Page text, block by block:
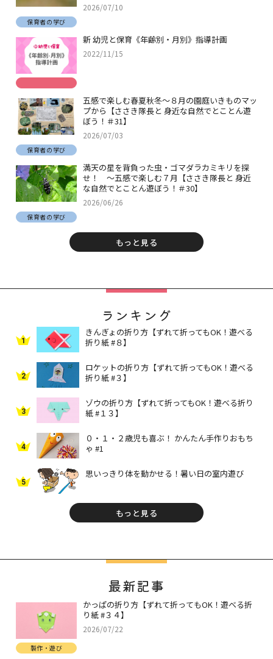
2026/07/10
保育者の学び
新 幼児と保育《年齢別・月別》指導計画
2022/11/15
五感で楽しむ春夏秋冬～８月の園庭いきものマッ
プから【ささき隊長と 身近な自然でとことん遊
ぼう！＃31】
2026/07/03
保育者の学び
満天の星を背負った虫・ゴマダラカミキリを探
せ！ ～五感で楽しむ７月【ささき隊長と 身近
な自然でとことん遊ぼう！＃30】
2026/06/26
保育者の学び
もっと見る
ランキング
1
きんぎょの折り方【ずれて折ってもOK！遊べる
折り紙 #８】
2
ロケットの折り方【ずれて折ってもOK！遊べる
折り紙 #３】
3
ゾウの折り方【ずれて折ってもOK！遊べる折り
紙 #１３】
4
０・１・２歳児も喜ぶ！ かんたん手作りおもち
ゃ #1
5
思いっきり体を動かせる！暑い日の室内遊び
もっと見る
最新記事
かっぱの折り方【ずれて折ってもOK！遊べる折
り紙 #３４】
2026/07/22
製作・遊び